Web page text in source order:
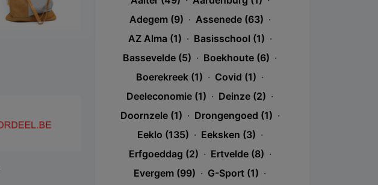
Adegem (9) · Assenede (63) ·
AZ Alma (1) · Basisschool (1) ·
Bassevelde (5) · Boekhoute (6) ·
Boerekreek (1) · Covid (1) ·
Deeleconomie (1) · Deinze (2) ·
Doornzele (1) · Drongengoed (1) ·
Eeklo (135) · Eeksken (3) ·
Erfgoeddag (2) · Ertvelde (8) ·
Evergem (99) · G-Sport (1) ·